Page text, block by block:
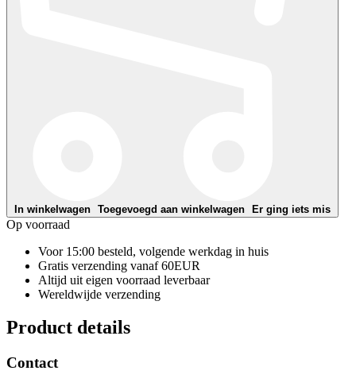
In winkelwagen Toegevoegd aan winkelwagen Er ging iets mis
Op voorraad
Voor 15:00 besteld, volgende werkdag in huis
Gratis verzending vanaf 60EUR
Altijd uit eigen voorraad leverbaar
Wereldwijde verzending
Product details
Contact